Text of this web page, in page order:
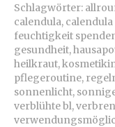
Schlagwörter:
calendula,
feuchtigkeit
gesundheit,
heilkraut,
pflegeroutine,
sonnenlicht,
verblühte bl,